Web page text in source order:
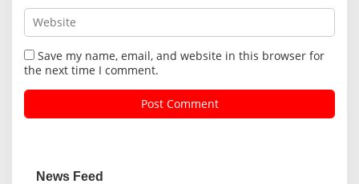
Save my name, email, and website in this browser for
the next time I comment.
News Feed